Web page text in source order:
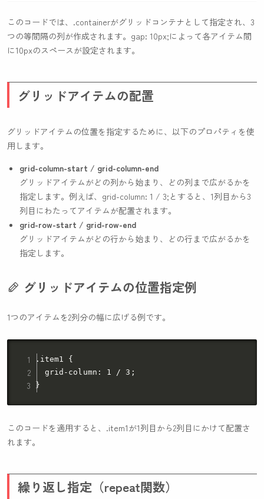
このコードでは、 .containerがグリッドコンテナとして指定され、3
つの等間隔の列が作成されます。 gap: 10px;によって各アイテム間
に10pxのスペースが設定されます。
グリッドアイテムの配置
グリッドアイテムの位置を指定するために、以下のプロパティを使
用します。
grid-column-start / grid-column-end
グリッドアイテムがどの列から始まり、どの列まで広がるかを
指定します。例えば、 grid-column: 1 / 3; とすると、1列目から3
列目にわたってアイテムが配置されます。
grid-row-start / grid-row-end
グリッドアイテムがどの行から始まり、どの行まで広がるかを
指定します。
グリッドアイテムの位置指定例
1つのアイテムを2列分の幅に広げる例です。
.item1 {
  grid-column: 1 / 3;
}
このコードを適用すると、 .item1が1列目から2列目にかけて配置さ
れます。
繰り返し指定（repeat関数）